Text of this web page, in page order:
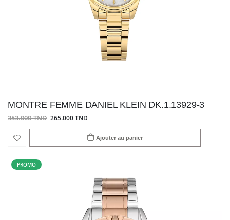
MONTRE FEMME DANIEL KLEIN DK.1.13929-3
353.000 TND 265.000 TND
Ajouter au panier
PROMO